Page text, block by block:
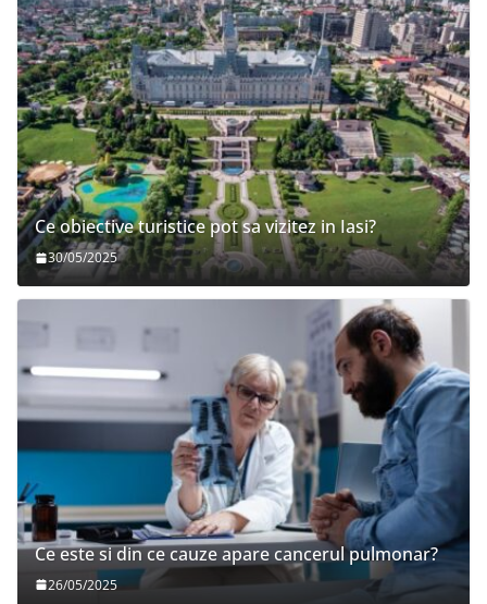
Ce obiective turistice pot sa vizitez in Iasi?
30/05/2025
Ce este si din ce cauze apare cancerul pulmonar?
26/05/2025